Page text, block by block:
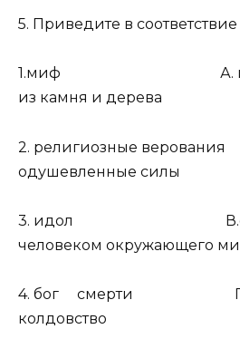
5. Приведите в соответствие
1.миф А.
из камня и дерева
2. религиозные
одушевленные силы
3. идол
человеком окружающего
4. бог смерти Г.
колдовство